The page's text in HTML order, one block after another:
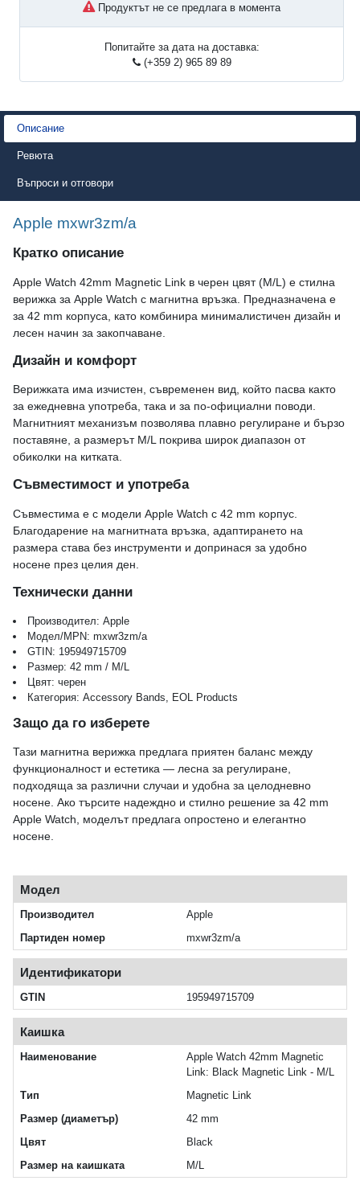
Продуктът не се предлага в момента
Попитайте за дата на доставка:
(+359 2) 965 89 89
Описание
Ревюта
Въпроси и отговори
Apple mxwr3zm/a
Кратко описание
Apple Watch 42mm Magnetic Link в черен цвят (M/L) е стилна
верижка за Apple Watch с магнитна връзка. Предназначена е
за 42 mm корпуса, като комбинира минималистичен дизайн и
лесен начин за закопчаване.
Дизайн и комфорт
Верижката има изчистен, съвременен вид, който пасва както
за ежедневна употреба, така и за по-официални поводи.
Магнитният механизъм позволява плавно регулиране и бързо
поставяне, а размерът M/L покрива широк диапазон от
обиколки на китката.
Съвместимост и употреба
Съвместима е с модели Apple Watch с 42 mm корпус.
Благодарение на магнитната връзка, адаптирането на
размера става без инструменти и допринася за удобно
носене през целия ден.
Технически данни
Производител: Apple
Модел/MPN: mxwr3zm/a
GTIN: 195949715709
Размер: 42 mm / M/L
Цвят: черен
Категория: Accessory Bands, EOL Products
Защо да го изберете
Тази магнитна верижка предлага приятен баланс между
функционалност и естетика — лесна за регулиране,
подходяща за различни случаи и удобна за целодневно
носене. Ако търсите надеждно и стилно решение за 42 mm
Apple Watch, моделът предлага опростено и елегантно
носене.
Модел
Производител
Apple
Партиден номер
mxwr3zm/a
Идентификатори
GTIN 195949715709
Каишка
Наименование
Apple Watch 42mm Magnetic
Link: Black Magnetic Link - M/L
Тип
Magnetic Link
Размер (диаметър)
42 mm
Цвят
Black
Размер на каишката
M/L